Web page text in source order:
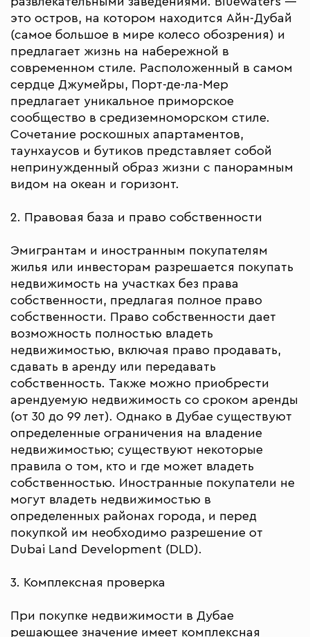
это остров, на котором находится Айн-Дубай
(самое большое в мире колесо обозрения) и
предлагает жизнь на набережной в
современном стиле. Расположенный в самом
сердце Джумейры, Порт-де-ла-Мер
предлагает уникальное приморское
сообщество в средиземноморском стиле.
Сочетание роскошных апартаментов,
таунхаусов и бутиков представляет собой
непринужденный образ жизни с панорамным
видом на океан и горизонт.
2. Правовая база и право собственности
Эмигрантам и иностранным покупателям
жилья или инвесторам разрешается покупать
недвижимость на участках без права
собственности, предлагая полное право
собственности. Право собственности дает
возможность полностью владеть
недвижимостью, включая право продавать,
сдавать в аренду или передавать
собственность. Также можно приобрести
арендуемую недвижимость со сроком аренды
(от 30 до 99 лет). Однако в Дубае существуют
определенные ограничения на владение
недвижимостью; существуют некоторые
правила о том, кто и где может владеть
собственностью. Иностранные покупатели не
могут владеть недвижимостью в
определенных районах города, и перед
покупкой им необходимо разрешение от
Dubai Land Development (DLD).
3. Комплексная проверка
При покупке недвижимости в Дубае
решающее значение имеет комплексная